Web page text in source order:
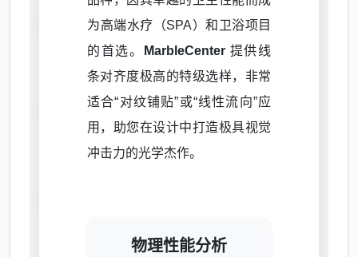
为高端水疗（SPA）和卫浴项目
的首选。
MarbleCenter提供线
条对齐度极高的特级选样，非常
适合“对纹铺贴”或“线性流向”应
用，助您在设计中打造极具视觉
冲击力的光学杰作。
物理性能分析